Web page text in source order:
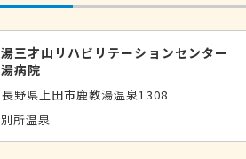
三才山リハビリテーションセンター
病院
長野県上田市鹿教湯温泉1308
別所温泉